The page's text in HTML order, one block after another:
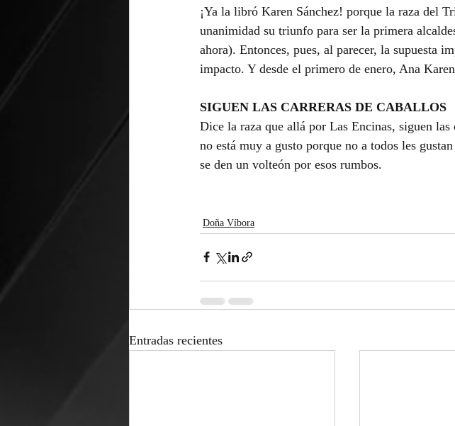
¡Ya la libró Karen Sánchez! porque la raza del
unanimidad su triunfo para ser la primera
ahora). Entonces, pues, al parecer, la supuesta
impacto. Y desde el primero de enero, Ana
SIGUEN LAS CARRERAS DE CABALLOS
Dice la raza que allá por Las Encinas, siguen
no está muy a gusto porque no a todos les
se den un volteón por esos rumbos.
Doña Víbora
Entradas recientes